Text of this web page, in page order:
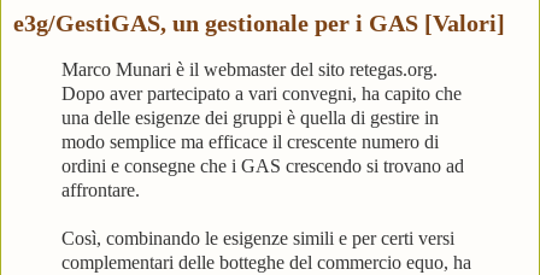
e3g/GestiGAS, un gestionale per i GAS [Valori]
Marco Munari è il webmaster del sito retegas.org.
Dopo aver partecipato a vari convegni, ha capito che
una delle esigenze dei gruppi è quella di gestire in
modo semplice ma efficace il crescente numero di
ordini e consegne che i GAS crescendo si trovano ad
affrontare.
Così, combinando le esigenze simili e per certi versi
complementari delle botteghe del commercio equo, ha